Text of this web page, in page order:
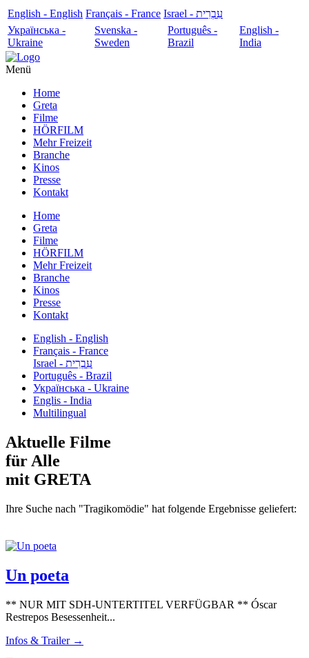
English - English Français - France
עִבְרִית - Israel
Українська -
Ukraine
Svenska -
Sweden
Português -
Brazil
English -
India
Menü
Home
Greta
Filme
HÖRFILM
Mehr Freizeit
Branche
Kinos
Presse
Kontakt
Home
Greta
Filme
HÖRFILM
Mehr Freizeit
Branche
Kinos
Presse
Kontakt
English - English
Français - France
עִבְרִית - Israel
Português - Brazil
Українська - Ukraine
Englis - India
Multilingual
Aktuelle Filme
für Alle
mit GRETA
Ihre Suche nach "Tragikomödie" hat folgende Ergebnisse geliefert:
Un poeta
** NUR MIT SDH-UNTERTITEL VERFÜGBAR ** Óscar
Restrepos Besessenheit...
Infos & Trailer →